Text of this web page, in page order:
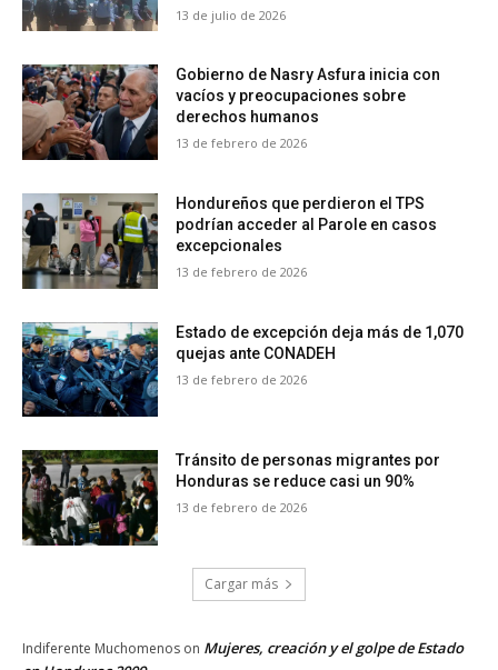
13 de julio de 2026
Gobierno de Nasry Asfura inicia con
vacíos y preocupaciones sobre
derechos humanos
13 de febrero de 2026
Hondureños que perdieron el TPS
podrían acceder al Parole en casos
excepcionales
13 de febrero de 2026
Estado de excepción deja más de 1,070
quejas ante CONADEH
13 de febrero de 2026
Tránsito de personas migrantes por
Honduras se reduce casi un 90%
13 de febrero de 2026
Cargar más
Indiferente Muchomenos on Mujeres, creación y el golpe de Estado